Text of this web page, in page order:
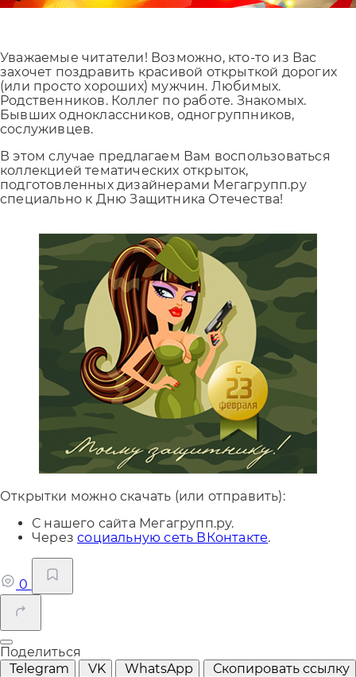
Уважаемые читатели! Возможно, кто-то из Вас
захочет поздравить красивой открыткой дорогих
(или просто хороших) мужчин. Любимых.
Родственников. Коллег по работе. Знакомых.
Бывших одноклассников, одногруппников,
сослуживцев.
В этом случае предлагаем Вам воспользоваться
коллекцией тематических открыток,
подготовленных дизайнерами Мегагрупп.ру
специально к Дню Защитника Отечества!
Открытки можно скачать (или отправить):
С нашего сайта Мегагрупп.ру.
Черезсоциальную сеть ВКонтакте.
0
Поделиться
Telegram
VK WhatsApp
Скопировать ссылку